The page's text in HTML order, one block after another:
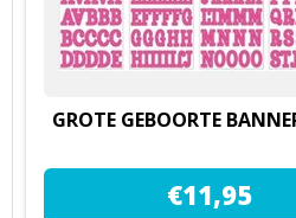
GROTE GEBOORTE
€11,95